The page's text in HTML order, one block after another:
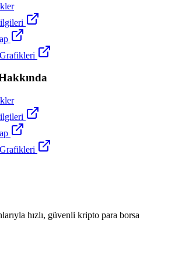
hızlı, güvenli kripto para borsa